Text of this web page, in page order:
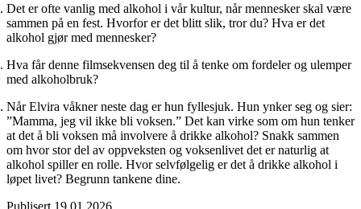
Det er ofte vanlig med alkohol i vår kultur, når mennesker skal være
sammen på en fest. Hvorfor er det blitt slik, tror du? Hva er det
alkohol gjør med mennesker?
Hva får denne filmsekvensen deg til å tenke om fordeler og ulemper
med alkoholbruk?
Når Elvira våkner neste dag er hun fyllesjuk. Hun ynker seg og sier:
”Mamma, jeg vil ikke bli voksen.” Det kan virke som om hun tenker
at det å bli voksen må involvere å drikke alkohol? Snakk sammen
om hvor stor del av oppveksten og voksenlivet det er naturlig at
alkohol spiller en rolle. Hvor selvfølgelig er det å drikke alkohol i
løpet livet? Begrunn tankene dine.
Publisert 19.01.2026